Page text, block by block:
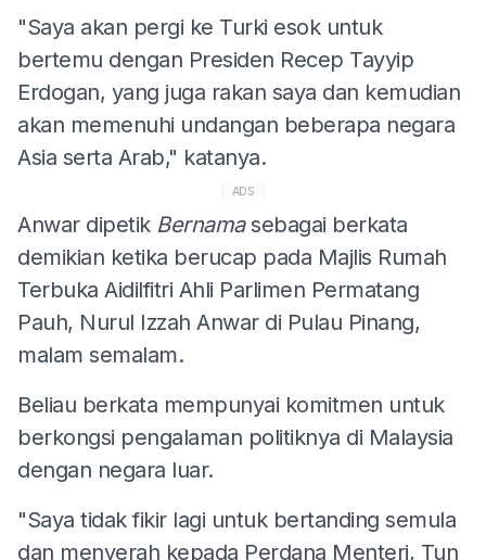
"Saya akan pergi ke Turki esok untuk
bertemu dengan Presiden Recep Tayyip
Erdogan, yang juga rakan saya dan kemudian
akan memenuhi undangan beberapa negara
Asia serta Arab," katanya.
ADS
Anwar dipetik Bernamasebagai berkata
demikian ketika berucap pada Majlis Rumah
Terbuka Aidilfitri Ahli Parlimen Permatang
Pauh, Nurul Izzah Anwar di Pulau Pinang,
malam semalam.
Beliau berkata mempunyai komitmen untuk
berkongsi pengalaman politiknya di Malaysia
dengan negara luar.
"Saya tidak fikir lagi untuk bertanding semula
dan menyerah kepada Perdana Menteri, Tun